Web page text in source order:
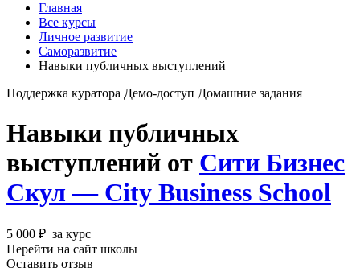
Главная
Все курсы
Личное развитие
Саморазвитие
Навыки публичных выступлений
Поддержка куратора Демо-доступ Домашние задания
Навыки публичных
выступлений от Сити Бизнес
Скул — City Business School
5 000 ₽ за курс
Перейти на сайт школы
Оставить отзыв